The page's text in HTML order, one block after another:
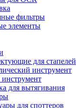
фильтры
элементы
для стапелей
инструмент
для вытягивания
для споттеров